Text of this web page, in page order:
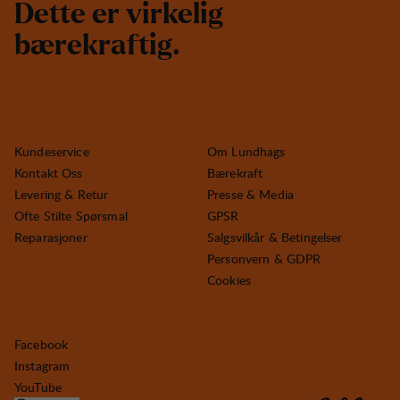
Dette er virkelig
bærekraftig.
Kundeservice
Kontakt Oss
Levering & Retur
Ofte Stilte Spørsmal
Reparasjoner
Om Lundhags
Bærekraft
Presse & Media
GPSR
Salgsvilkår & Betingelser
Personvern & GDPR
Cookies
Facebook
Instagram
YouTube